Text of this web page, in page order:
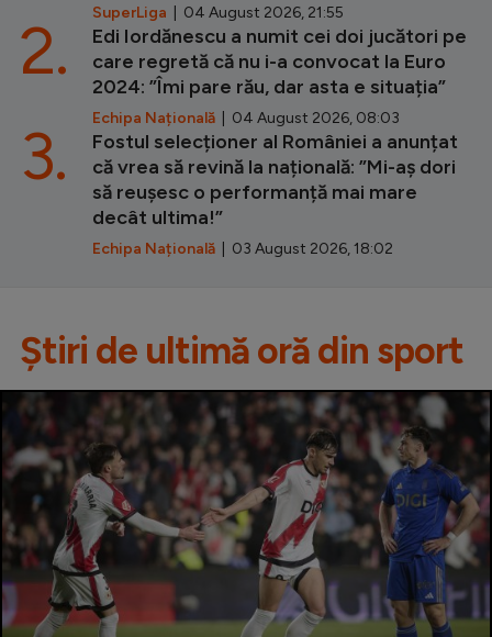
SuperLiga | 04 August 2026, 21:55
Edi Iordănescu a numit cei doi jucători pe
care regretă că nu i-a convocat la Euro
2024: ”Îmi pare rău, dar asta e situația”
Echipa Națională | 04 August 2026, 08:03
2.
Fostul selecționer al României a anunțat
că vrea să revină la națională: ”Mi-aș dori
să reușesc o performanță mai mare
decât ultima!”
Echipa Națională | 03 August 2026, 18:02
3.
Știri de ultimă oră din sport